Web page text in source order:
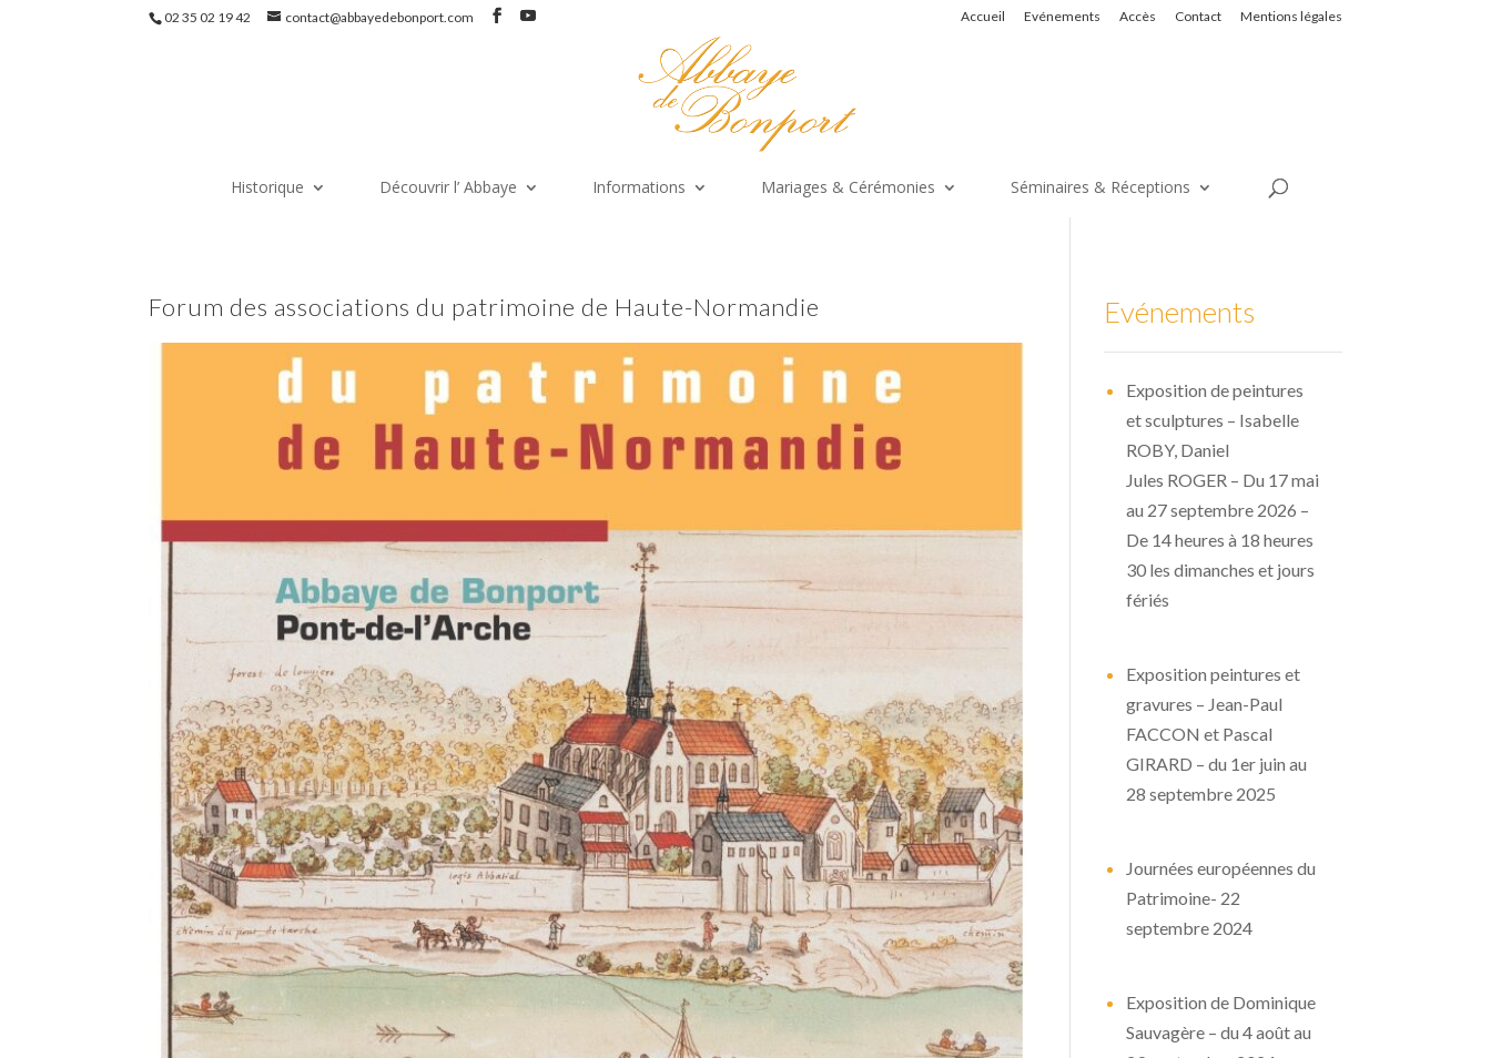
02 35 02 19 42 contact@abbayedebonport.com Accueil Evénements Accès Contact Mentions légales
Historique Découvrir l’ Abbaye Informations Mariages & Cérémonies Séminaires & Réceptions
Forum des associations du patrimoine de Haute-Normandie Evénements
Exposition de peintures
et sculptures – Isabelle
ROBY, Daniel
Jules ROGER – Du 17 mai
au 27 septembre 2026 –
De 14 heures à 18 heures
30 les dimanches et jours
fériés
Exposition peintures et
gravures – Jean-Paul
FACCON et Pascal
GIRARD – du 1er juin au
28 septembre 2025
Journées européennes du
Patrimoine- 22
septembre 2024
Exposition de Dominique
Sauvagère – du 4 août au